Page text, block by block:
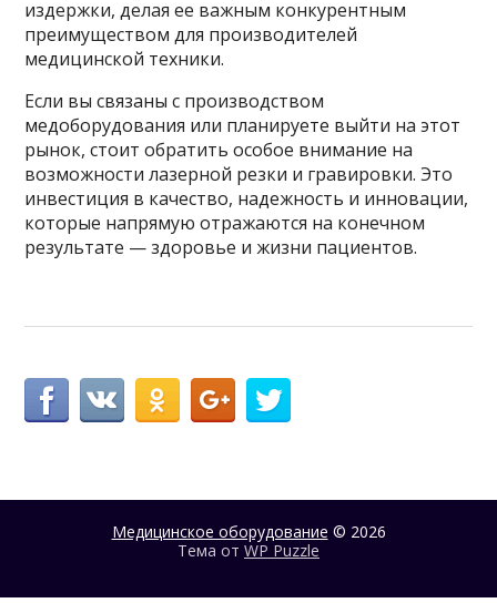
издержки, делая ее важным конкурентным
преимуществом для производителей
медицинской техники.
Если вы связаны с производством
медоборудования или планируете выйти на этот
рынок, стоит обратить особое внимание на
возможности лазерной резки и гравировки. Это
инвестиция в качество, надежность и инновации,
которые напрямую отражаются на конечном
результате — здоровье и жизни пациентов.
Медицинское оборудование © 2026
Тема от WP Puzzle